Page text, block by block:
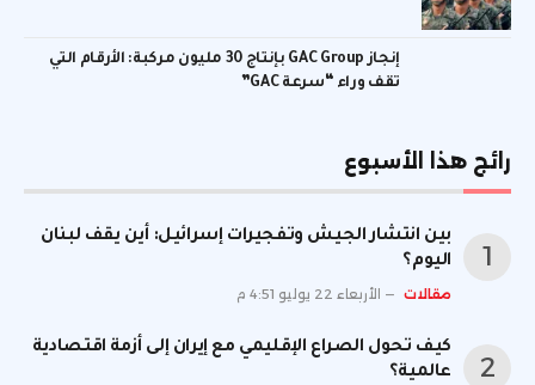
إنجاز GAC Group بإنتاج 30 مليون مركبة: الأرقام التي
تقف وراء “سرعة GAC”
رائج هذا الأسبوع
بين انتشار الجيش وتفجيرات إسرائيل: أين يقف لبنان
اليوم؟
مقالات الأربعاء 22 يوليو 4:51 م
كيف تحول الصراع الإقليمي مع إيران إلى أزمة اقتصادية
عالمية؟